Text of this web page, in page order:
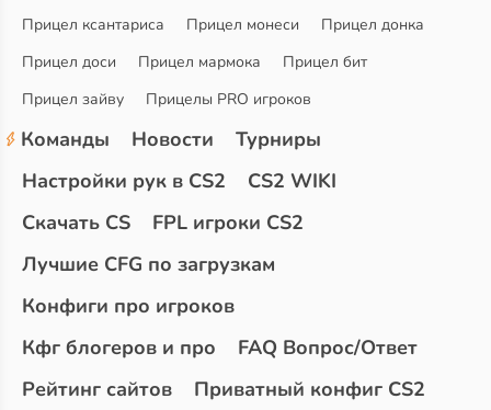
Прицел ксантариса
Прицел монеси
Прицел донка
Прицел доси
Прицел мармока
Прицел бит
Прицел зайву
Прицелы PRO игроков
Команды Новости
Турниры
Настройки рук в CS2
CS2 WIKI
Скачать CS
FPL игроки CS2
Лучшие CFG по загрузкам
Конфиги про игроков
Кфг блогеров и про
FAQ Вопрос/Ответ
Рейтинг сайтов
Приватный конфиг CS2